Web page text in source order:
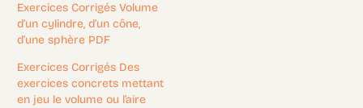
Exercices Corrigés Volume
d’un cylindre, d’un cône,
d’une sphère PDF
Exercices Corrigés Des
exercices concrets mettant
en jeu le volume ou l’aire